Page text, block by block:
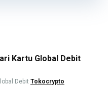
Kartu Global Debit
Debit Tokocrypto